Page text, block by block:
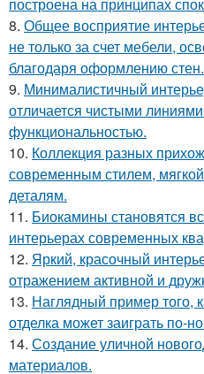
построена на принципах
8. Общее восприятие
не только за счет мебели,
благодаря оформлению стен.
9. Минималистичный
отличается чистыми
функциональностью.
10. Коллекция разных
современным стилем,
деталям.
11. Биокамины становятся
интерьерах современных
12. Яркий, красочный
отражением активной и
13. Наглядный пример того,
отделка может заиграть по-
14. Создание уличной
материалов.